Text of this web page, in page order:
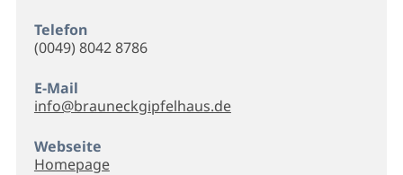
Telefon
(0049) 8042 8786
E-Mail
info@brauneckgipfelhaus.de
Webseite
Homepage